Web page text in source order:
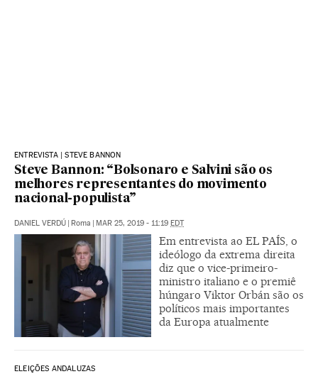
ENTREVISTA | STEVE BANNON
Steve Bannon: “Bolsonaro e Salvini são os
melhores representantes do movimento
nacional-populista”
DANIEL VERDÚ | Roma | MAR 25, 2019 - 11:19 EDT
Em entrevista ao EL PAÍS, o
ideólogo da extrema direita
diz que o vice-primeiro-
ministro italiano e o premiê
húngaro Viktor Orbán são os
políticos mais importantes
da Europa atualmente
ELEIÇÕES ANDALUZAS